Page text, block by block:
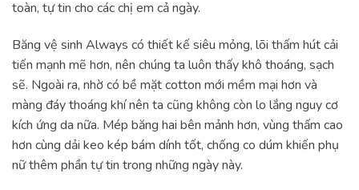
toàn, tự tin cho các chị em cả ngày.
Băng vệ sinh Always có thiết kế siêu mỏng, lõi thấm hút cải
tiến mạnh mẽ hơn, nên chúng ta luôn thấy khô thoáng, sạch
sẽ. Ngoài ra, nhờ có bề mặt cotton mới mềm mại hơn và
màng đáy thoáng khí nên ta cũng không còn lo lắng nguy cơ
kích ứng da nữa. Mép băng hai bên mảnh hơn, vùng thấm cao
hơn cùng dải keo kép bám dính tốt, chống co dúm khiến phụ
nữ thêm phần tự tin trong những ngày này.